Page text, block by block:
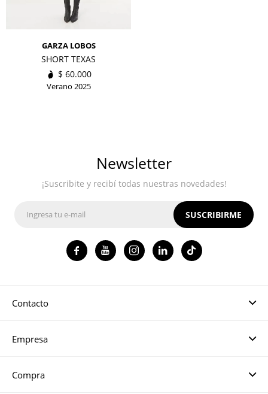
GARZA LOBOS
SHORT TEXAS
$ 60.000
Verano 2025
Contacto
Empresa
Compra
Newsletter
¡Suscribite y recibí todas nuestras novedades!
SUSCRIBIRME
   